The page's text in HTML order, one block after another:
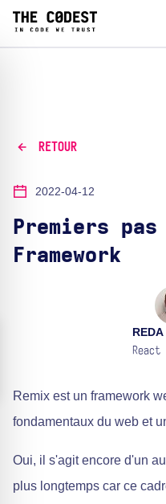
RETOUR
2022-04-12
Premiers pas
Framework
React
Remix est un framework
fondamentaux du web et
Oui, il s'agit encore d'un
plus longtemps car ce